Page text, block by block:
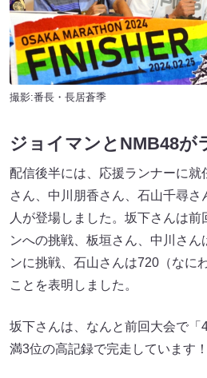
撮影:番長・長居蒼季
ジョイマンとNMB48が
配信後半には、応援ランナーに
さん、中川朋香さん、石山千尋
人が登場しました。坂下さんは
ンへの挑戦、板垣さん、中川さん
ンに挑戦、石山さんは720（なに
ことを表明しました。
坂下さんは、なんと前回大会で「
満3位の高記録で完走しています！